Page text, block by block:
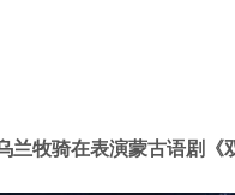
兰牧骑在表演蒙古语剧《